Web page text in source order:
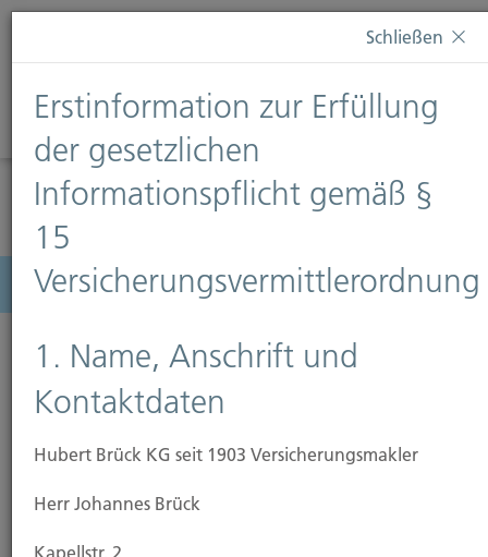
Diese Webseite verwendet Cookies. Wenn Sie weiterhin
Informationen finden Sie auf unserer SeiteDatenschutz
Diese Nachricht nicht erneut anzeigen
Menü
Seit 1903 Versicherungsmakler für Gewerbe
Schließen
Erstinformation zur Erfüllung
der gesetzlichen
Informationspflicht gemäß §
15
Versicherungsvermittlerordnung
1. Name, Anschrift und
Kontaktdaten
Hubert Brück KG seit 1903 Versicherungsmakler
Herr Johannes Brück
Kapellstr. 2